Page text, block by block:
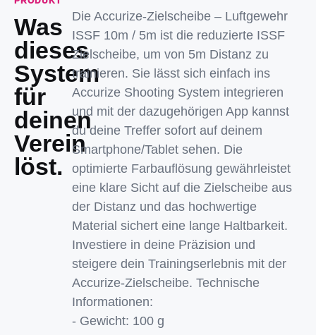
Was
dieses
System
für
deinen
Verein
löst.
Die Accurize-Zielscheibe – Luftgewehr
ISSF 10m / 5m ist die reduzierte ISSF
Zielscheibe, um von 5m Distanz zu
trainieren. Sie lässt sich einfach ins
Accurize Shooting System integrieren
und mit der dazugehörigen App kannst
du deine Treffer sofort auf deinem
Smartphone/Tablet sehen. Die
optimierte Farbauflösung gewährleistet
eine klare Sicht auf die Zielscheibe aus
der Distanz und das hochwertige
Material sichert eine lange Haltbarkeit.
Investiere in deine Präzision und
steigere dein Trainingserlebnis mit der
Accurize-Zielscheibe. Technische
Informationen:
- Gewicht: 100 g